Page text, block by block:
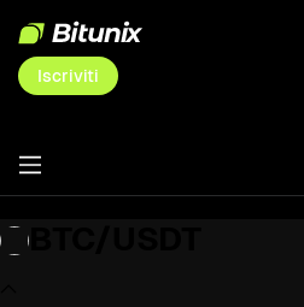
Iscriviti